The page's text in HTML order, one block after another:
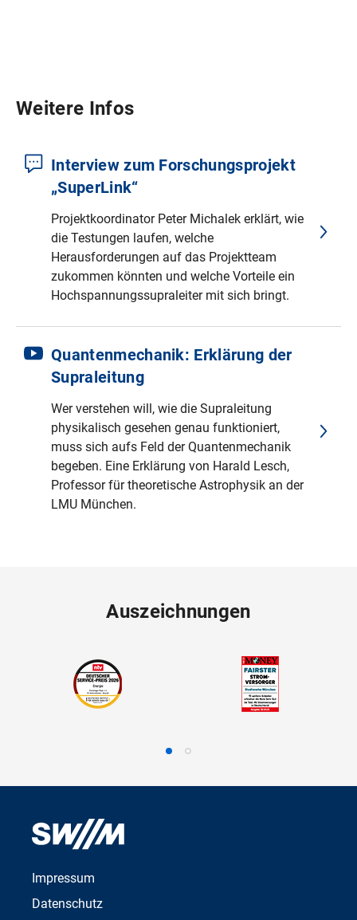
Weitere Infos
Interview zum Forschungsprojekt
„SuperLink“
Projektkoordinator Peter Michalek erklärt, wie
die Testungen laufen, welche
Herausforderungen auf das Projektteam
zukommen könnten und welche Vorteile ein
Hochspannungssupraleiter mit sich bringt.
Quantenmechanik: Erklärung der
Supraleitung
Wer verstehen will, wie die Supraleitung
physikalisch gesehen genau funktioniert,
muss sich aufs Feld der Quantenmechanik
begeben. Eine Erklärung von Harald Lesch,
Professor für theoretische Astrophysik an der
LMU München.
Auszeichnungen
Impressum
Datenschutz